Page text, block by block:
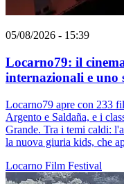
05/08/2026 - 15:39
Locarno79: il
internazionali e uno
Locarno79 apre con 233
Argento e Saldaña, e i
Grande. Tra i temi caldi:
la nuova giuria kids, che
Locarno Film Festival